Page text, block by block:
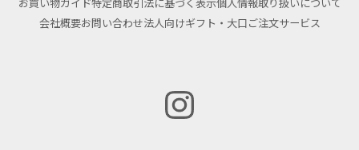
お買い物ガイド特定商取引法に基づく表示個人情報取り扱いについて
会社概要お問い合わせ法人向けギフト・大口ご注文サービス